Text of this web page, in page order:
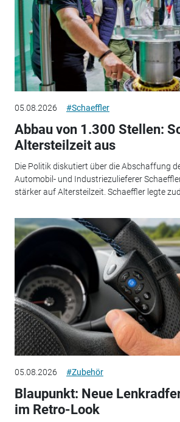
05.08.2026 #Schaeffler
Abbau von 1.300 Stellen:
Altersteilzeit aus
Die Politik diskutiert über die Abschaffung
Automobil- und Industriezulieferer
stärker auf Altersteilzeit. Schaeffler legte
05.08.2026 #Zubehör
Blaupunkt: Neue
im Retro-Look